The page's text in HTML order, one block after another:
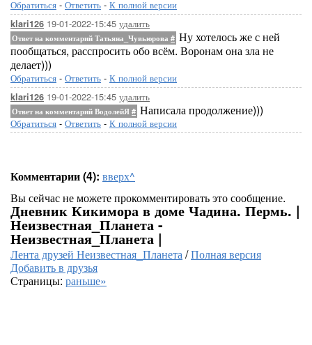
Обратиться - Ответить - К полной версии
klari126 19-01-2022-15:45 удалить
Ответ на комментарий Татьяна_Чувьюрова # Ну хотелось же с ней
пообщаться, расспросить обо всём. Воронам она зла не
делает)))
Обратиться - Ответить - К полной версии
klari126 19-01-2022-15:45 удалить
Ответ на комментарий ВодолейЯ # Написала продолжение)))
Обратиться - Ответить - К полной версии
Комментарии (4): вверх^
Вы сейчас не можете прокомментировать это сообщение.
Дневник Кикимора в доме Чадина. Пермь. |
Неизвестная_Планета -
Неизвестная_Планета |
Лента друзей Неизвестная_Планета/Полная версия
Добавить в друзья
Страницы: раньше»